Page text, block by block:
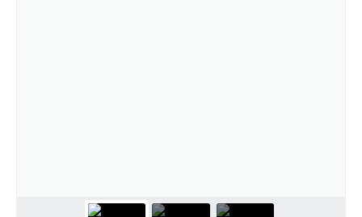
Plano Estratégico